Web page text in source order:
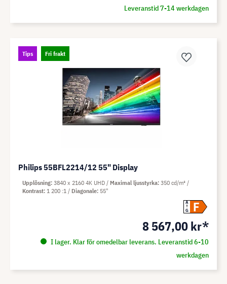
Leveranstid 7-14 werkdagen
Tips Fri frakt
Philips 55BFL2214/12 55" Display
A
G
F
8 567,00 kr*
I lager. Klar för omedelbar leverans. Leveranstid 6-10
werkdagen
Upplösning 3840 x 2160 4K UHD Maximal ljusstyrka 350 cd/m²
Kontrast 1 200 :1 Diagonale 55"